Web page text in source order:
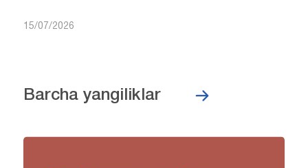
15/07/2026
Barcha yangiliklar